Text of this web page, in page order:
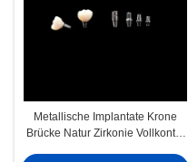
Metallische Implantate Krone
Brücke Natur Zirkonie Vollkontur